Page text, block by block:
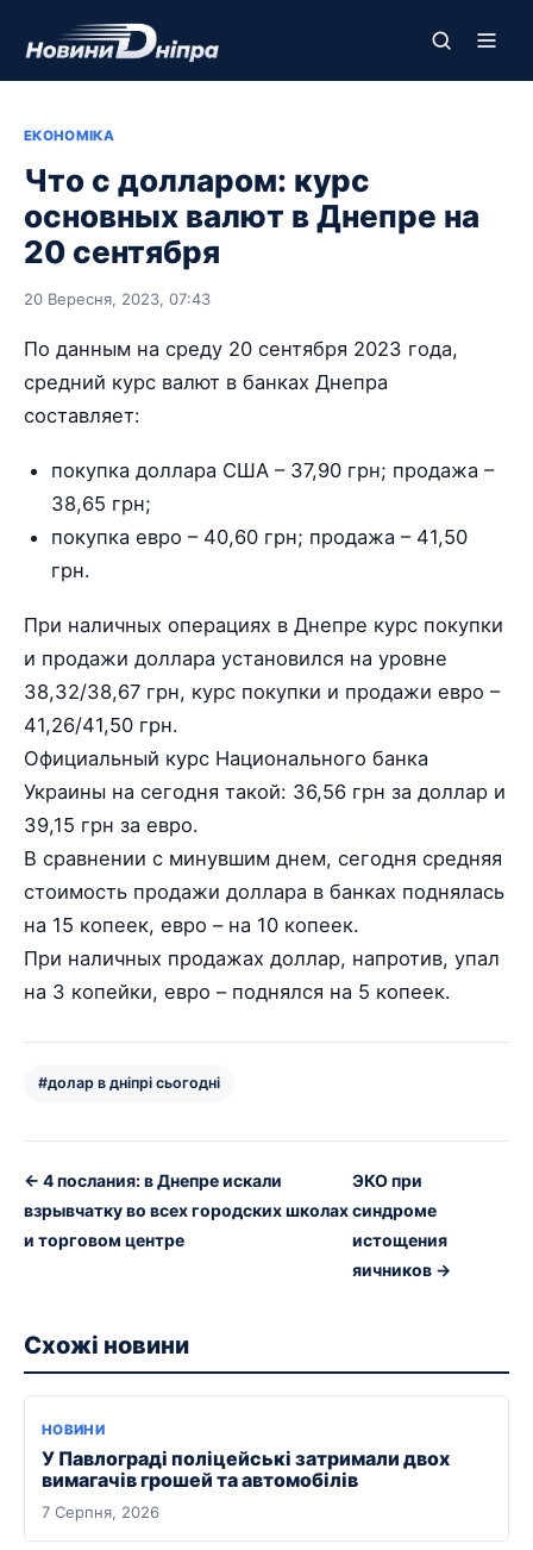
ЕКОНОМІКА
Что с долларом: курс
основных валют в Днепре на
20 сентября
20 Вересня, 2023, 07:43
По данным на среду 20 сентября 2023 года,
средний курс валют в банках Днепра
составляет:
покупка доллара США – 37,90 грн; продажа –
38,65 грн;
покупка евро – 40,60 грн; продажа – 41,50
грн.
При наличных операциях в Днепре курс покупки
и продажи доллара установился на уровне
38,32/38,67 грн, курс покупки и продажи евро –
41,26/41,50 грн.
Официальный курс Национального банка
Украины на сегодня такой: 36,56 грн за доллар и
39,15 грн за евро.
В сравнении с минувшим днем, сегодня средняя
стоимость продажи доллара в банках поднялась
на 15 копеек, евро – на 10 копеек.
При наличных продажах доллар, напротив, упал
на 3 копейки, евро – поднялся на 5 копеек.
#долар в дніпрі сьогодні
← 4 послания: в Днепре искали
взрывчатку во всех городских школах
и торговом центре
ЭКО при
синдроме
истощения
яичников →
Схожі новини
НОВИНИ
У Павлограді поліцейські затримали двох
вимагачів грошей та автомобілів
7 Серпня, 2026